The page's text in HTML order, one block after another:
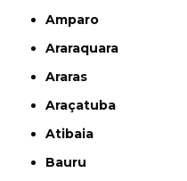
Amparo
Araraquara
Araras
Araçatuba
Atibaia
Bauru